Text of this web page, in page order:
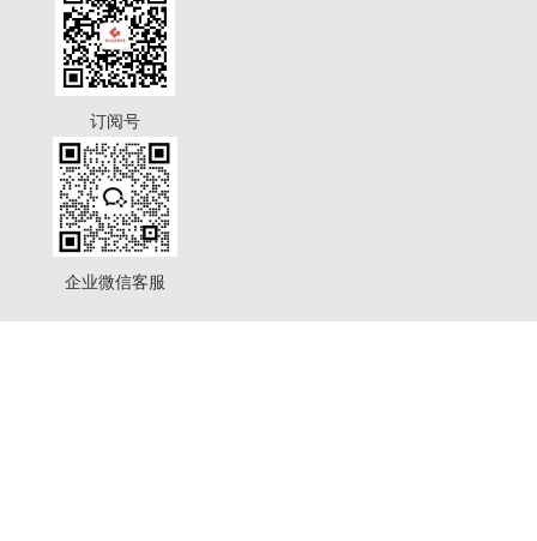
订阅号
企业微信客服